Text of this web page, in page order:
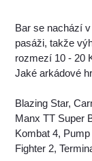
Bar se nachází
pasáži, takže
rozmezí 10 - 20
Jaké arkádové
Blazing Star,
Manx TT Super
Kombat 4,
Fighter 2,